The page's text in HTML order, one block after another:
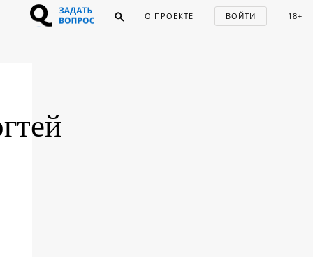
О ПРОЕКТЕ ВОЙТИ 18+